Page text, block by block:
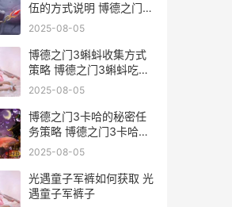
伍的方式说明 博德之门3
明斯克入队
2025-08-05
博德之门3蝌蚪收集方式
策略 博德之门3蝌蚪吃多
了会变身吗
2025-08-05
博德之门3卡哈的秘密任
务策略 博德之门3卡哈的
钥匙
2025-08-05
光遇童子军裤如何获取 光
遇童子军裤子